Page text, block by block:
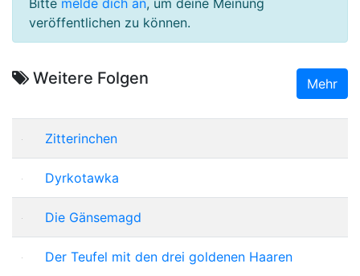
veröffentlichen zu können.
Weitere Folgen Mehr
Zitterinchen
Dyrkotawka
Die Gänsemagd
Der Teufel mit den drei goldenen Haaren